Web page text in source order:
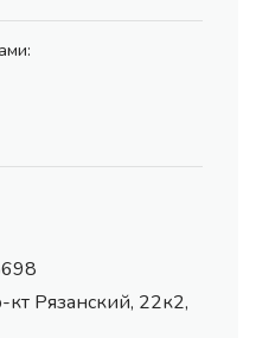
Рязанский, 22к2,